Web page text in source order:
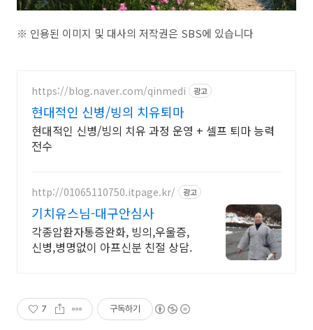
※ 인용된 이미지 및 대사의 저작권은 SBS에 있습니다
https://blog.naver.com/qinmedi 광고
현대적인 신병/빙의 치유퇴마
현대적인 신병/빙의 치유 과정 운영 + 셀프 퇴마 능력
전수
http://01065110750.itpage.kr/ 광고
기치유스님-대구안심사
각종암환자통증완화, 빙의,우울증,
신병,병명없이 아프신분 친절 상담.
7 구독하기